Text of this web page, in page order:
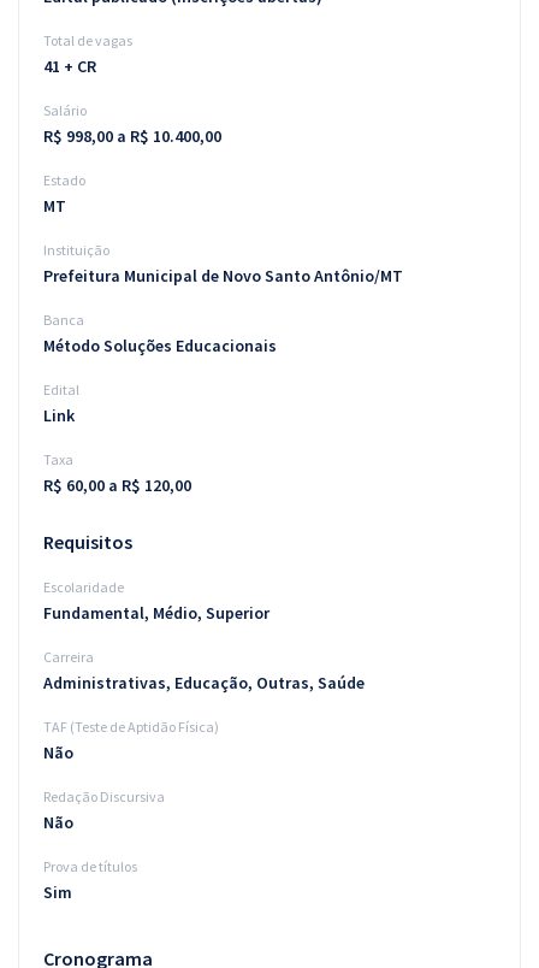
Aprovados
Atendimento
Total de vagas
41 + CR
Salário
R$ 998,00 a R$ 10.400,00
Estado
MT
Instituição
Prefeitura Municipal de Novo Santo Antônio/MT
Banca
Método Soluções Educacionais
Edital
Link
Taxa
R$ 60,00 a R$ 120,00
Requisitos
Escolaridade
Fundamental, Médio, Superior
Carreira
Administrativas, Educação, Outras, Saúde
TAF (Teste de Aptidão Física)
Não
Redação Discursiva
Não
Prova de títulos
Sim
Cronograma